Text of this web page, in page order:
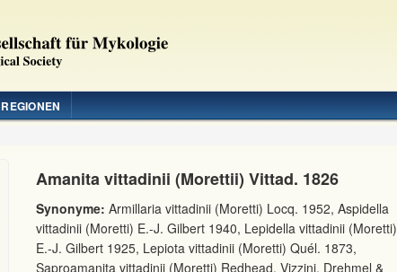
REGIONEN
Amanita vittadinii (Morettii) Vittad. 1826
Synonyme: Armillaria vittadinii (Moretti) Locq. 1952, Aspidella
vittadinii (Moretti) E.-J. Gilbert 1940, Lepidella vittadinii (Moretti)
E.-J. Gilbert 1925, Lepiota vittadinii (Moretti) Quél. 1873,
Saproamanita vittadinii (Moretti) Redhead, Vizzini, Drehmel &